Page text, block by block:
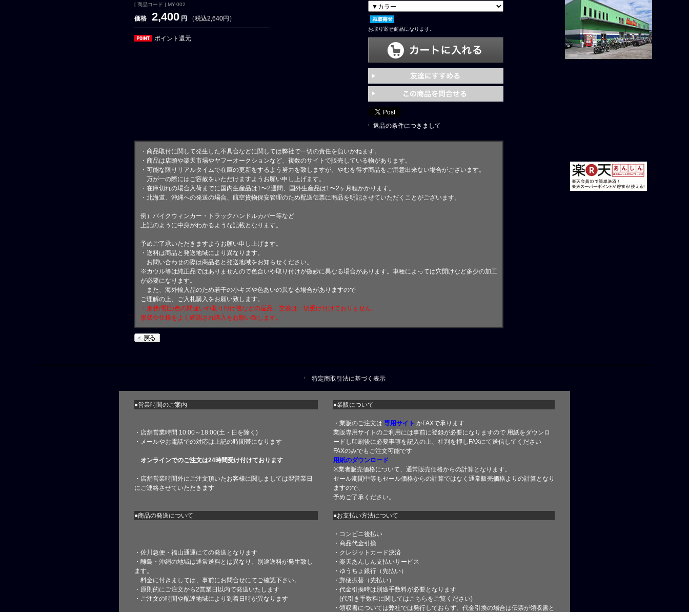
[ 商品コード ] MY-002
価格 2,400 円 （税込2,640円）
ポイント還元
お取り寄せ商品になります。
返品の条件につきまして
・商品取付に関して発生した不具合などに関しては弊社で一切の責任を負いかねます。
・商品は店頭や楽天市場やヤフーオークションなど、複数のサイトで販売している物があります。
・可能な限りリアルタイムで在庫の更新をするよう努力を致しますが、やむを得ず商品をご用意出来ない場合がございます。
万が一の際にはご容赦をいただけますようお願い申し上げます。
・在庫切れの場合入荷までに国内生産品は1〜2週間、国外生産品は1〜2ヶ月程かかります。
・北海道、沖縄への発送の場合、航空貨物保安管理のため配送伝票に商品を明記させていただくことがございます。
例）バイクウィンカー・トラックハンドルカバー等など
上記のように中身がわかるような記載となります。
予めご了承いただきますようお願い申し上げます。
・送料は商品と発送地域により異なります。
お問い合わせの際は商品名と発送地域をお知らせください。
※カウル等は純正品ではありませんので色合いや取り付けが微妙に異なる場合があります。車種によっては穴開けなど多少の加工
が必要になります。
また、海外輸入品のため若干の小キズや色あいの異なる場合がありますので
ご理解の上、ご入札購入をお願い致します。
・形状/電圧/色の間違いや取り付け後などの返品、交換は一切受け付けておりません。
形状や仕様をよく確認され購入をお願い致します。
特定商取引法に基づく表示
●営業時間のご案内 ●業販について
・店舗営業時間 10:00～18:00(土・日を除く)
・メールやお電話での対応は上記の時間帯になります
オンラインでのご注文は24時間受け付けております
・店舗営業時間外にご注文頂いたお客様に関しましては翌営業日
にご連絡させていただきます
・業販のご注文は 専用サイト かFAXで承ります
業販専用サイトのご利用には事前に登録が必要になりますので 用紙をダウンロ
ードし印刷後に必要事項を記入の上、社判を押しFAXにて送信してください
FAXのみでもご注文可能です
用紙のダウンロード
※業者販売価格について、通常販売価格からの計算となります。
セール期間中等もセール価格からの計算ではなく通常販売価格よりの計算となり
ますので、
予めご了承ください。
●商品の発送について ●お支払い方法について
・佐川急便・福山通運にての発送となります
・離島・沖縄の地域は通常送料とは異なり、別途送料が発生致し
ます。
料金に付きましては、事前にお問合せにてご確認下さい。
・原則的にご注文から2営業日以内で発送いたします
・ご注文の時間や配達地域により到着日時が異なります
・コンビニ後払い
・商品代金引換
・クレジットカード決済
・楽天あんしん支払いサービス
・ゆうちょ銀行（先払い）
・郵便振替（先払い）
・代金引換時は別途手数料が必要となります
(代引き手数料に関しては こちら をご覧ください)
・領収書については弊社では発行しておらず、代金引換の場合は伝票が領収書と